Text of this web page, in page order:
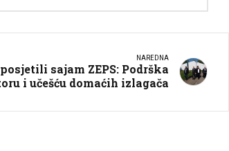
NAREDNA
sajam ZEPS: Podrška
i učešću domaćih izlagača